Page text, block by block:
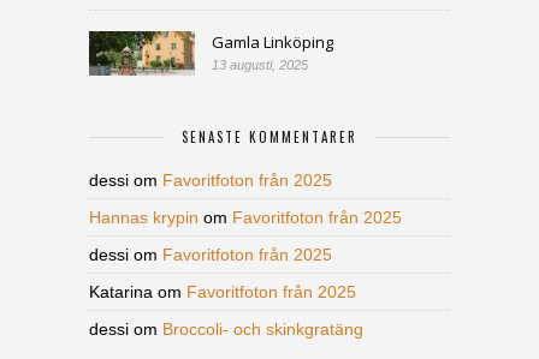
Gamla Linköping
13 augusti, 2025
SENASTE KOMMENTARER
dessi om Favoritfoton från 2025
Hannas krypin om Favoritfoton från 2025
dessi om Favoritfoton från 2025
Katarina om Favoritfoton från 2025
dessi om Broccoli- och skinkgratäng